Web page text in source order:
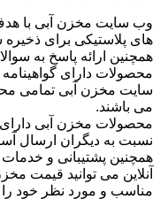
وب سایت مخزن آبی با هدف
های پلاستیکی برای
همچنین ارائه پاسخ به
محصولات دارای
سایت مخزن آبی تمامی
می باشند.
نسبت به دیگران ارسال
همچنین پشتیبانی و
آنلاین می توانید قیمت
مناسب و مورد نظر خود را